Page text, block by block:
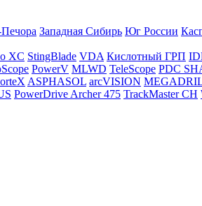
Западная Сибирь Юг России
XC StingBlade VDA Кислотный ГРП
PowerV MLWD TeleScope PDC
ASPHASOL arcVISION
PowerDrive Archer 475 TrackMaster CH